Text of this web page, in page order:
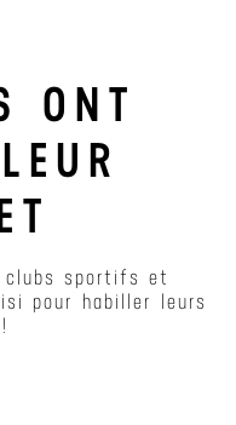
ONT
clubs sportifs et
pour habiller leurs